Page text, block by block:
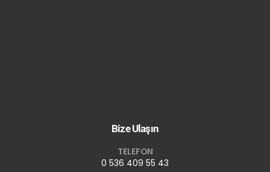
Bize Ulaşın
TELEFON
0 536 409 55 43